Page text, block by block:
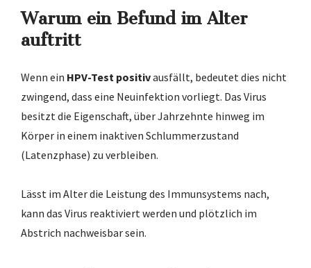
Warum ein Befund im Alter
auftritt
Wenn ein HPV-Test positivausfällt, bedeutet dies nicht
zwingend, dass eine Neuinfektion vorliegt. Das Virus
besitzt die Eigenschaft, über Jahrzehnte hinweg im
Körper in einem inaktiven Schlummerzustand
(Latenzphase) zu verbleiben.
Lässt im Alter die Leistung des Immunsystems nach,
kann das Virus reaktiviert werden und plötzlich im
Abstrich nachweisbar sein.